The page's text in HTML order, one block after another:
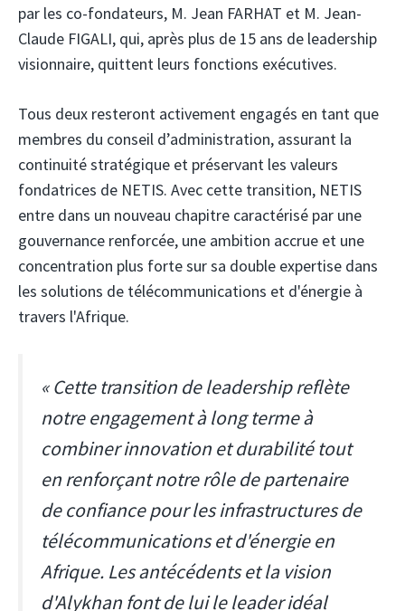
par les co-fondateurs, M. Jean FARHAT et M. Jean-
Claude FIGALI, qui, après plus de 15 ans de leadership
visionnaire, quittent leurs fonctions exécutives.
Tous deux resteront activement engagés en tant que
membres du conseil d’administration, assurant la
continuité stratégique et préservant les valeurs
fondatrices de NETIS. Avec cette transition, NETIS
entre dans un nouveau chapitre caractérisé par une
gouvernance renforcée, une ambition accrue et une
concentration plus forte sur sa double expertise dans
les solutions de télécommunications et d'énergie à
travers l'Afrique.
« Cette transition de leadership reflète
notre engagement à long terme à
combiner innovation et durabilité tout
en renforçant notre rôle de partenaire
de confiance pour les infrastructures de
télécommunications et d'énergie en
Afrique. Les antécédents et la vision
d'Alykhan font de lui le leader idéal